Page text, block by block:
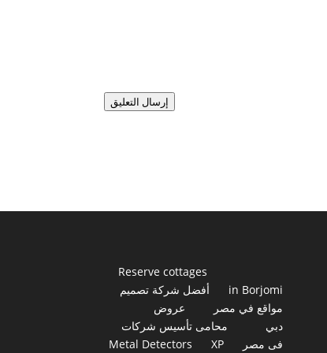
إرسال التعليق
Reserve cottages
in Borjomi
أفضل شركة تصميم
مواقع في مصر
عروض
دبي
محامى تأسيس شركات
فى مصر
Metal Detectors XP